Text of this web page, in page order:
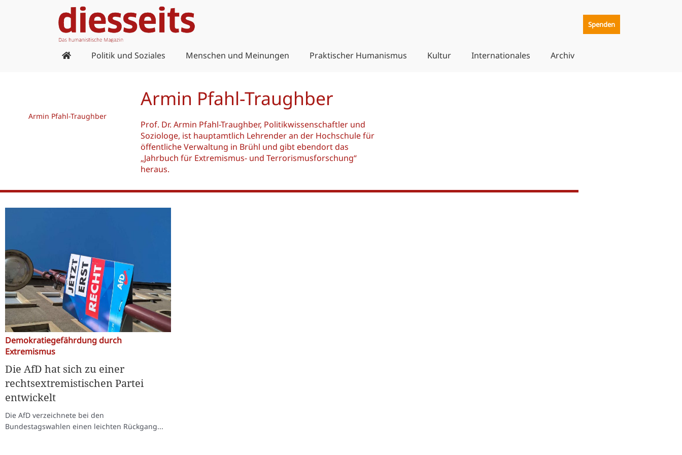
Spenden
Politik und Soziales Menschen und Meinungen Praktischer Humanismus Kultur Internationales Archiv
Armin Pfahl-Traughber
Armin Pfahl-Traughber
Prof. Dr. Armin Pfahl-Traughber, Politikwissenschaftler und
Soziologe, ist hauptamtlich Lehrender an der Hochschule für
öffentliche Verwaltung in Brühl und gibt ebendort das
„Jahrbuch für Extremismus- und Terrorismusforschung“
heraus.
Demokratiegefährdung durch
Extremismus
Die AfD hat sich zu einer
rechtsextremistischen Partei
entwickelt
Die AfD verzeichnete bei den
Bundestagswahlen einen leichten Rückgang...